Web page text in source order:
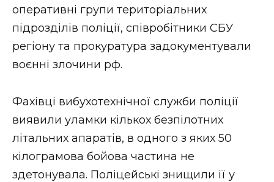
Втрачений Ужгород (відеоверсія)
ЗАКАРПАТСЬКІ НОВИНИ
НОВИНИ ЗАХІДНОЇ УКРАЇНИ
ФОТО
оперативні групи територіальних
підрозділів поліції, співробітники СБУ
регіону та прокуратура задокументували
воєнні злочини рф.
Фахівці вибухотехнічної служби поліції
виявили уламки кількох безпілотних
літальних апаратів, в одного з яких 50
кілограмова бойова частина не
здетонувала. Поліцейські знищили її у